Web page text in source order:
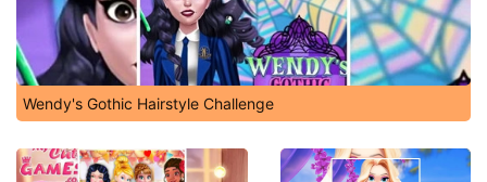
Wendy's Gothic Hairstyle Challenge